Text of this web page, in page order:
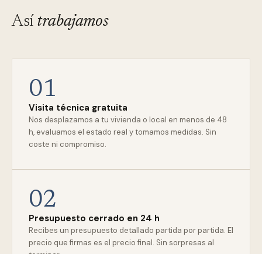
Así trabajamos
01
Visita técnica gratuita
Nos desplazamos a tu vivienda o local en menos de 48
h, evaluamos el estado real y tomamos medidas. Sin
coste ni compromiso.
02
Presupuesto cerrado en 24 h
Recibes un presupuesto detallado partida por partida. El
precio que firmas es el precio final. Sin sorpresas al